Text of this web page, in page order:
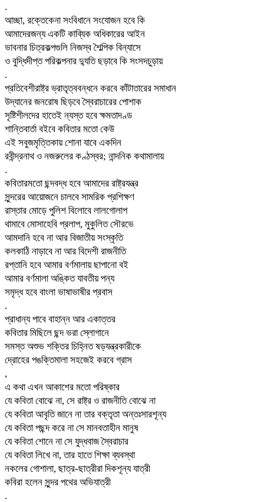
.
আচ্ছা, রক্তেকেনা সংবিধানে সংযোজন হবে কি
আমাদেরজন্য একটি কাব্যিক অধিকারের আইন
ভাবনার চিত্রকল্পগুলি নিজস্ব শৈল্পিক বিন্যাসে
ও বুদ্ধিদীপ্ত পরিকল্পনার দ্যুতি ছড়াবে কি সংসদচুড়ায়
.
প্রতিবেশীরাষ্ট্র ভ্রাতৃত্ববন্ধনে করবে কাঁটাতারের সমাধান
উদ্যানের জনরোষ ছিড়বে স্বৈরাচারের পোশাক
সৃষ্টিশীলদের হাতেই ন্যস্ত হবে ক্ষমতাদণ্ড
শান্তিবার্তা বইবে কবিতার মতো কেউ
এই সবুজমৃত্তিকায় শোনা যাবে একদিন
রবীন্দ্রনাথ ও নজরুলের কণ্ঠস্বর; নান্দনিক কথামালায়
.
কবিতারমতো ছন্দবদ্ধ হবে আমাদের রাষ্ট্রযন্ত্র
সুন্দরের আয়োজনে চালবে সামরিক প্রশিক্ষণ
রাস্তার মোড়ে পুলিশ বিলোবে লালগোলাপ
থামাবে মোসাহেবি প্রলাপ, মুকুলিত সৌরভে
আমদানি হবে না আর বিজাতীয় সংস্কৃতি
কলকাঠি নাড়াবে না আর বিদেশী রাজনীতি
রপ্তানি হবে আমার বর্ণমালায় ছাপানো বই
আমার বর্ণমালা অঙ্কিত যাবতীয় পন্য
সমৃদ্ধ হবে বাংলা ভাষাভাষীর প্রবাস
.
প্রাধান্য পাবে বাহান্ন আর একাত্তর
কবিতার মিছিলে ছন্দ ভরা স্লোগানে
সমস্ত অশুভ শক্তির চিহ্নিত ষড়যন্ত্রকারীকে
দ্রোহের পঙক্তিমালা সহজেই করবে গ্রাস
,
এ কথা এখন আকাশের মতো পরিষ্কার
যে কবিতা বোঝে না, সে রাষ্ট্র ও রাজনীতি বোঝে না
যে কবিতা আবৃতি জানে না তার বক্তৃতা অন্তঃসারশূন্য
যে কবিতা পছন্দ করে না সে মানবতাহীন মানুষ
যে কবিতা শোনে না সে যুদ্ধবাজ স্বৈরাচার
যে কবিতা লিখে না, তার হাতে শিক্ষা ব্যবস্থা
নকলের গোশালা, ছাত্র-ছাত্রীরা দিকশূন্য যাত্রী
কবিরা হলেন সুন্দর পথের অভিযাত্রী
.